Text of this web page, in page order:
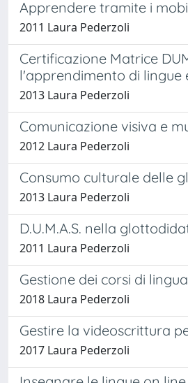
Apprendere tramite i
2011 Laura Pederzoli
Certificazione Matrice
l'apprendimento di lingue
2013 Laura Pederzoli
Comunicazione visiva e
2012 Laura Pederzoli
Consumo culturale delle
2013 Laura Pederzoli
D.U.M.A.S. nella
2011 Laura Pederzoli
Gestione dei corsi di
2018 Laura Pederzoli
Gestire la videoscrittura
2017 Laura Pederzoli